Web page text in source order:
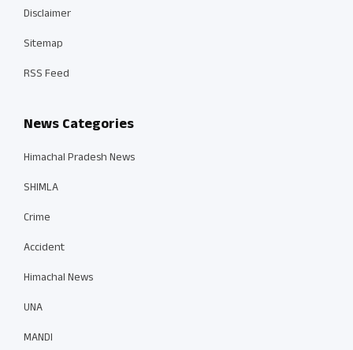
Disclaimer
Sitemap
RSS Feed
News Categories
Himachal Pradesh News
SHIMLA
Crime
Accident
Himachal News
UNA
MANDI